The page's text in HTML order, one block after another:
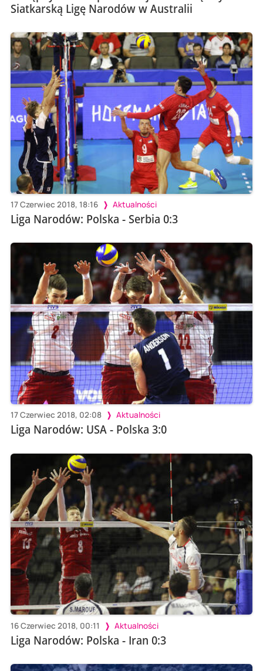
Siatkarską Ligę Narodów w Australii
17 Czerwiec 2018, 18:16 Aktualności
Liga Narodów: Polska - Serbia 0:3
17 Czerwiec 2018, 02:08 Aktualności
Liga Narodów: USA - Polska 3:0
16 Czerwiec 2018, 00:11 Aktualności
Liga Narodów: Polska - Iran 0:3